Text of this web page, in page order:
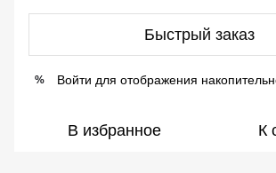
Быстрый заказ
% Войти для отображения
В избранное К